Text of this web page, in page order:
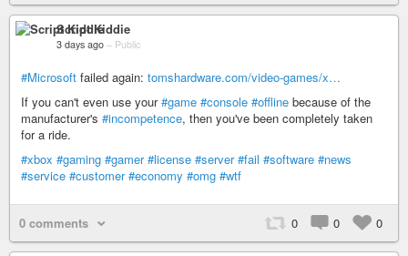
Script Kiddie
3 days ago – Public
#Microsoft failed again: tomshardware.com/video-games/x…
If you can't even use your#game #console #offline because of the
manufacturer's #incompetence, then you've been completely taken
for a ride.
#xbox #gaming #gamer #license #server #fail #software #news
#service #customer #economy #omg #wtf
0 comments 0 0 0